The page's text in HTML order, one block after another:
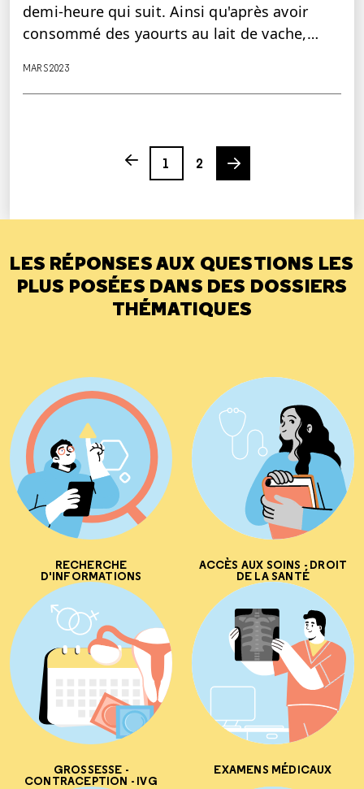
demi-heure qui suit. Ainsi qu'après avoir
consommé des yaourts au lait de vache,…
MARS 2023
Previous page
Page
1
Page
2
Next page
LES RÉPONSES AUX QUESTIONS LES
PLUS POSÉES DANS DES DOSSIERS
THÉMATIQUES
RECHERCHE
D'INFORMATIONS
ACCÈS AUX SOINS - DROIT
DE LA SANTÉ
GROSSESSE -
CONTRACEPTION - IVG
EXAMENS MÉDICAUX